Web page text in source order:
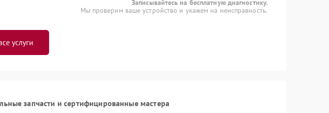
Записывайтесь на бесплатную диагностику.
Мы проверим ваше устройство и укажем на неисправность.
услуги
запчасти и сертифицированные мастера